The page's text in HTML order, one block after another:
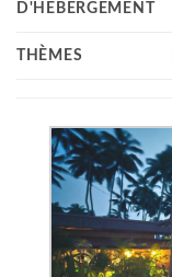
D'HÉBERGEMENT
THÈMES